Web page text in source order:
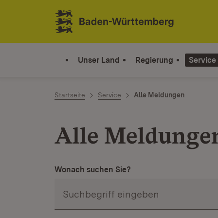
Zum Inhalt springen
Link zur Startseite
Unser Land Regierung Service
Startseite Service Alle Meldungen
Alle
Wonach suchen Sie?